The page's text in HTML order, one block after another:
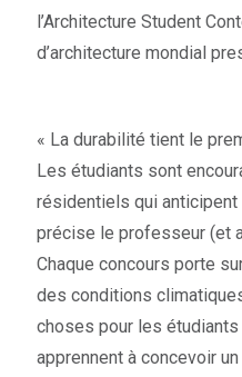
l’Architecture Student
d’architecture mondial
« La durabilité tient le
Les étudiants sont
résidentiels qui anticipent
précise le professeur (et
Chaque concours porte
des conditions
choses pour les étudiants
apprennent à concevoir